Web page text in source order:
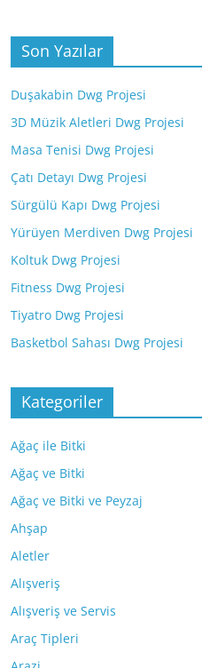
Son Yazılar
Duşakabin Dwg Projesi
3D Müzik Aletleri Dwg Projesi
Masa Tenisi Dwg Projesi
Çatı Detayı Dwg Projesi
Sürgülü Kapı Dwg Projesi
Yürüyen Merdiven Dwg Projesi
Koltuk Dwg Projesi
Fitness Dwg Projesi
Tiyatro Dwg Projesi
Basketbol Sahası Dwg Projesi
Kategoriler
Ağaç ile Bitki
Ağaç ve Bitki
Ağaç ve Bitki ve Peyzaj
Ahşap
Aletler
Alışveriş
Alışveriş ve Servis
Araç Tipleri